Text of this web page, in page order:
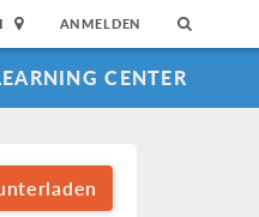
ANMELDEN
CENTER